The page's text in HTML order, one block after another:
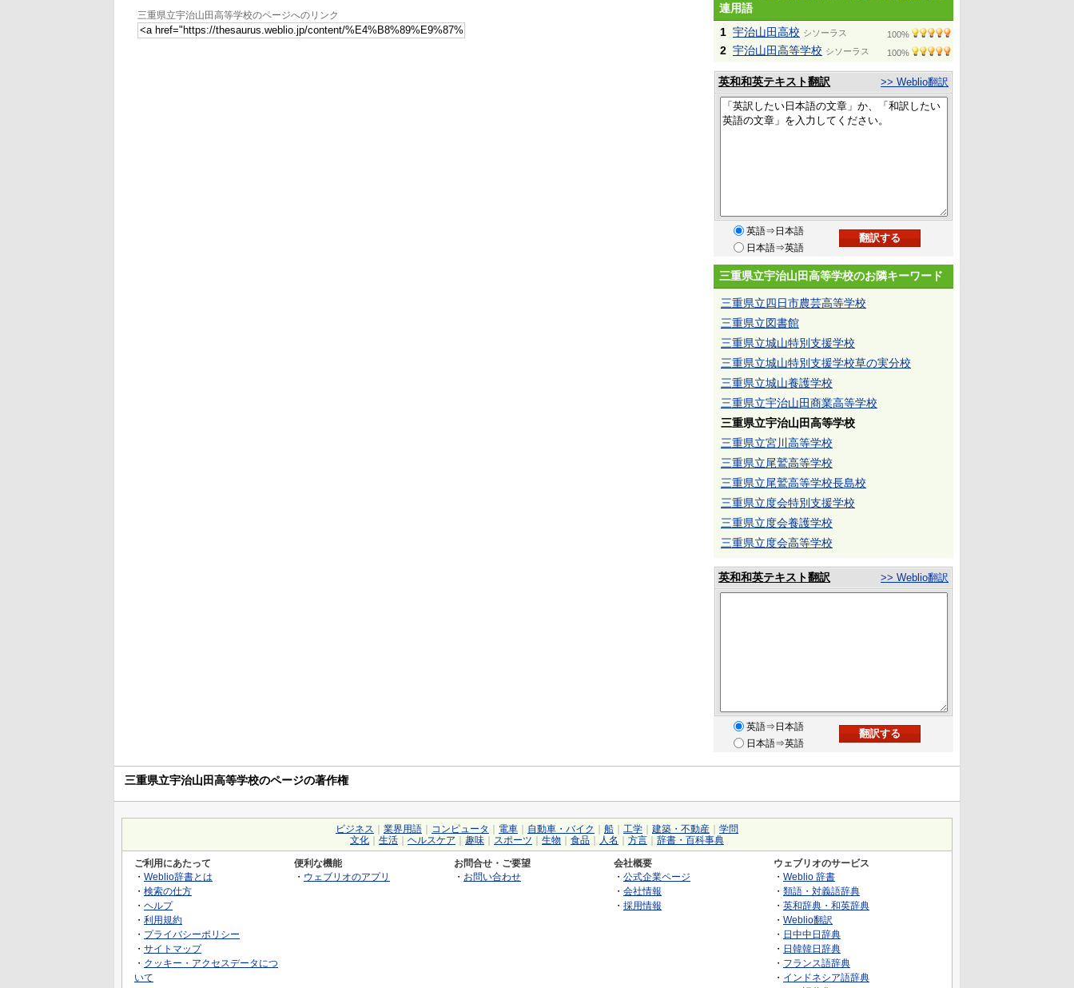
三重県立宇治山田高等学校のページへのリンク
連用語
1 宇治山田高校 シソーラス 100%
2 宇治山田高等学校 シソーラス 100%
英和和英テキスト翻訳 >> Weblio翻訳
英語⇒日本語
日本語⇒英語
三重県立宇治山田高等学校のお隣キーワード
三重県立四日市農芸高等学校
三重県立図書館
三重県立城山特別支援学校
三重県立城山特別支援学校草の実分校
三重県立城山養護学校
三重県立宇治山田商業高等学校
三重県立宇治山田高等学校
三重県立宮川高等学校
三重県立尾鷲高等学校
三重県立尾鷲高等学校長島校
三重県立度会特別支援学校
三重県立度会養護学校
三重県立度会高等学校
英和和英テキスト翻訳 >> Weblio翻訳
英語⇒日本語
日本語⇒英語
三重県立宇治山田高等学校のページの著作権
ビジネス 業界用語 コンピュータ 電車 自動車・バイク 船 工学 建築・不動産
学問
文化
生活 ヘルスケア 趣味 スポーツ 生物 食品 人名 方言 辞書・百科事典
ご利用にあたって
・ Weblio辞書とは
・ 検索の仕方
・ ヘルプ
・ 利用規約
・ プライバシーポリシー
・ サイトマップ
・ クッキー・アクセスデータにつ
いて
便利な機能
・ ウェブリオのアプリ
お問合せ・ご要望
・ お問い合わせ
会社概要
・ 公式企業ページ
・ 会社情報
・ 採用情報
ウェブリオのサービス
・ Weblio 辞書
・ 類語・対義語辞典
・ 英和辞典・和英辞典
・ Weblio翻訳
・ 日中中日辞典
・ 日韓韓日辞典
・ フランス語辞典
・ インドネシア語辞典